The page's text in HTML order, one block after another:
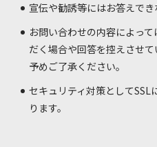
宣伝や勧誘等にはお答えでき
お問い合わせの内容によっ
だく場合や回答を控えさせて
予めご了承ください。
セキュリティ対策として
ります。